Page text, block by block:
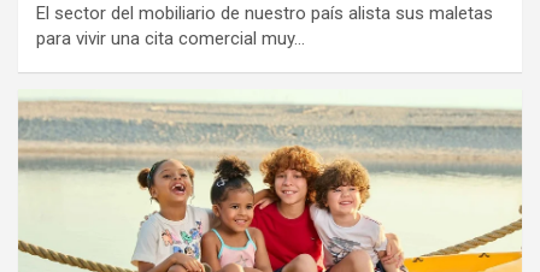
El sector del mobiliario de nuestro país alista sus maletas
para vivir una cita comercial muy…